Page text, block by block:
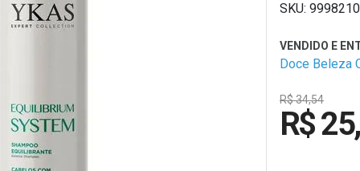
Doce Beleza
R$ 34,54
R$